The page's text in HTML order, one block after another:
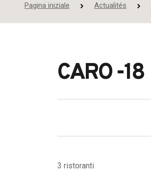
Pagina iniziale Actualités
CARO -18
3 ristoranti